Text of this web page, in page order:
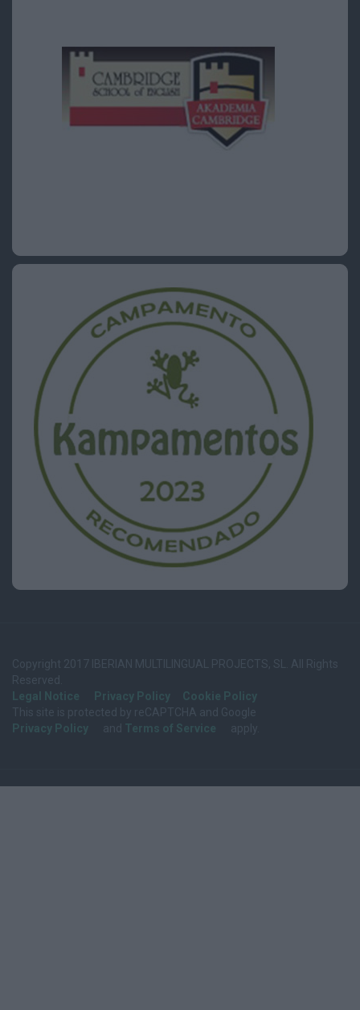
Copyright 2017 IBERIAN MULTILINGUAL PROJECTS, SL. All Rights
Reserved.
Legal Notice
Privacy Policy
Cookie Policy
This site is protected by reCAPTCHA and Google
Privacy Policy
and Terms of Service apply.